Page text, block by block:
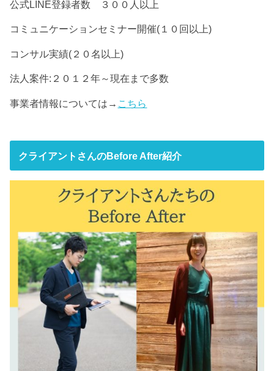
公式LINE登録者数 ３００人以上
コミュニケーションセミナー開催(１０回以上)
コンサル実績(２０名以上)
法人案件:２０１２年～現在まで多数
事業者情報については→ こちら
クライアントさんのBefore After紹介